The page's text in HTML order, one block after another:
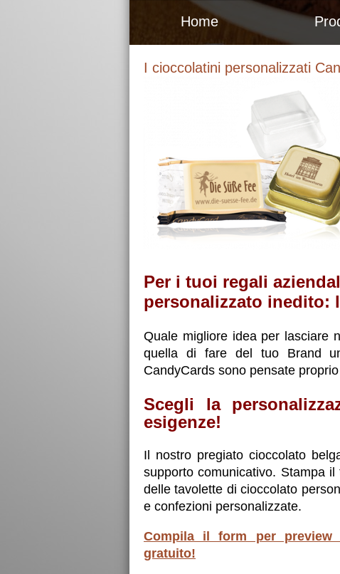
Home
I cioccolatini personalizzati
Per i tuoi regali
personalizzato inedito:
Quale migliore idea per lasciare
quella di fare del tuo Brand
CandyCards sono pensate
Scegli la
esigenze!
Il nostro pregiato cioccolato
supporto comunicativo. Stampa il
delle tavolette di cioccolato
e confezioni personalizzate.
Compila il form per
gratuito!